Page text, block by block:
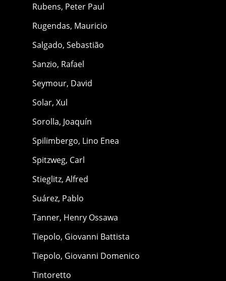
Rubens, Peter Paul
Rugendas, Mauricio
Salgado, Sebastião
Sanzio, Rafael
Seymour, David
Solar, Xul
Sorolla, Joaquín
Spilimbergo, Lino Enea
Spitzweg, Carl
Stieglitz, Alfred
Suárez, Pablo
Tanner, Henry Ossawa
Tiepolo, Giovanni Battista
Tiepolo, Giovanni Domenico
Tintoretto